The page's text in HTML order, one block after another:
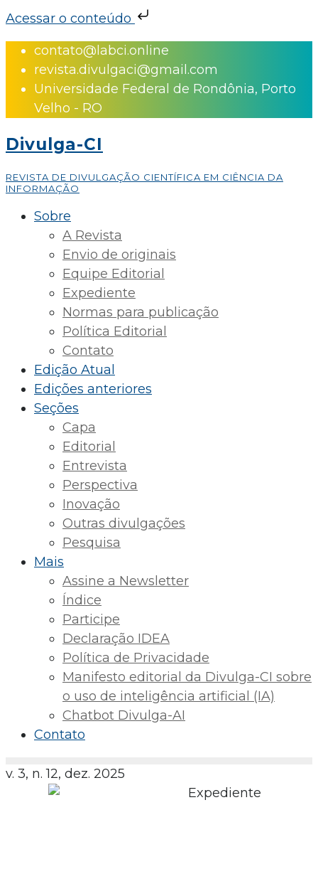
Acessar o conteúdo
Skip
content
contato@labci.online
revista.divulgaci@gmail.com
Universidade Federal de Rondônia, Porto
Velho - RO
Divulga-CI
REVISTA DE DIVULGAÇÃO CIENTÍFICA EM CIÊNCIA DA
INFORMAÇÃO
Sobre
A Revista
Envio de originais
Equipe Editorial
Expediente
Normas para publicação
Política Editorial
Contato
Edição Atual
Edições anteriores
Seções
Capa
Editorial
Entrevista
Perspectiva
Inovação
Outras divulgações
Pesquisa
Mais
Assine a Newsletter
Índice
Participe
Declaração IDEA
Política de Privacidade
Manifesto editorial da Divulga-CI sobre
o uso de inteligência artificial (IA)
Chatbot Divulga-AI
Contato
v. 3, n. 12, dez. 2025